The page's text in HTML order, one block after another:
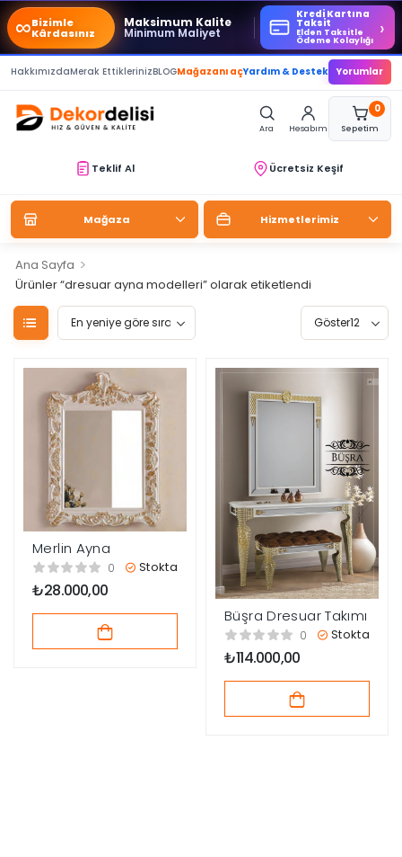
∞Bizimle
Kârdasınız
Maksimum Kalite
Minimum Maliyet
Kredi Kartına
Taksit
Elden Taksitle
Ödeme Kolaylığı
›
HakkımızdaMerak EttiklerinizBLOGMağazanı açYardım & Destek Yorumlar
Ara Hesabım
0
Sepetim
Teklif Al Ücretsiz Keşif
Mağaza Hizmetlerimiz
Ana Sayfa >
Ürünler “dresuar ayna modelleri” olarak etiketlendi
Merlin Ayna
0 Stokta
₺28.000,00
Büşra Dresuar Takımı
0 Stokta
₺114.000,00